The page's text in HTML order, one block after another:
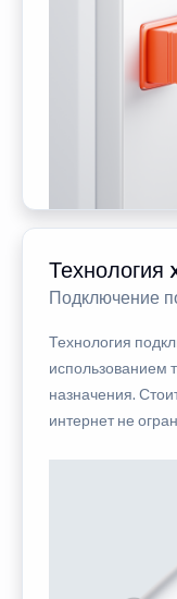
Технология
Подключение
Технология
использованием
назначения.
интернет не